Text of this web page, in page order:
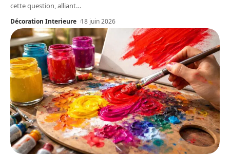
cette question, alliant…
Décoration Interieure 18 juin 2026